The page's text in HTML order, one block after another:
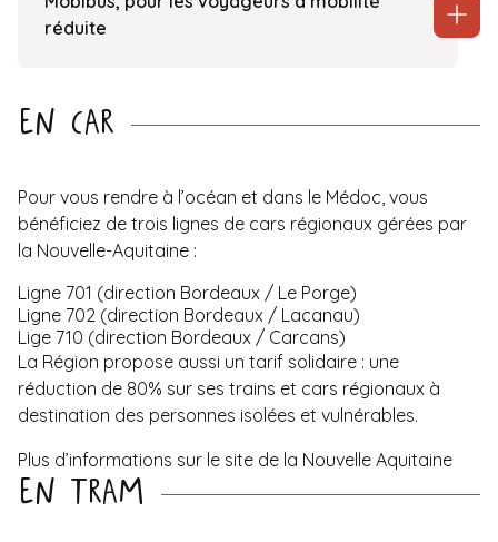
réduite
En car
Pour vous rendre à l’océan et dans le Médoc, vous
bénéficiez de trois lignes de cars régionaux gérées par
la Nouvelle-Aquitaine :
Ligne 701 (direction Bordeaux / Le Porge)
Ligne 702 (direction Bordeaux / Lacanau)
Lige 710 (direction Bordeaux / Carcans)
La Région propose aussi un tarif solidaire : une
réduction de 80% sur ses trains et cars régionaux à
destination des personnes isolées et vulnérables.
Plus d’informations sur le site de la Nouvelle Aquitaine
En tram